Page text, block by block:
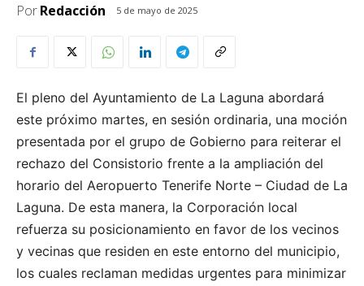
PorRedacción 5 de mayo de 2025
El pleno del Ayuntamiento de La Laguna abordará
este próximo martes, en sesión ordinaria, una moción
presentada por el grupo de Gobierno para reiterar el
rechazo del Consistorio frente a la ampliación del
horario del Aeropuerto Tenerife Norte – Ciudad de La
Laguna. De esta manera, la Corporación local
refuerza su posicionamiento en favor de los vecinos
y vecinas que residen en este entorno del municipio,
los cuales reclaman medidas urgentes para minimizar